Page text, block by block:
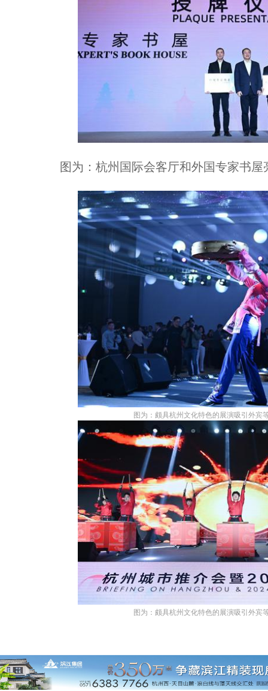
图为：杭州国际会客厅和外国专家书屋
图为：颇具杭州文化特色的展演吸引外宾
图为：颇具杭州文化特色的展演吸引外宾